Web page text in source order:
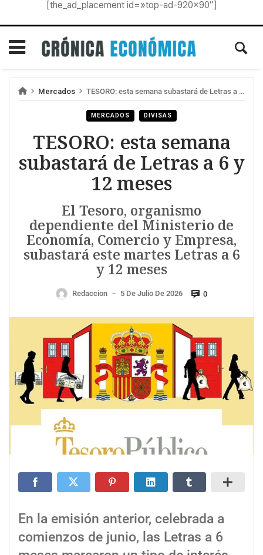
[the_ad_placement id=»top-ad-920×90″]
Mercados TESORO: esta semana subastará de Letras a 6 y 12 meses
MERCADOS DIVISAS
TESORO: esta semana
subastará de Letras a 6 y
12 meses
El Tesoro, organismo
dependiente del Ministerio de
Economía, Comercio y Empresa,
subastará este martes Letras a 6
y 12 meses
Redaccion — 5 De Julio De 2026 0
En la emisión anterior, celebrada a
comienzos de junio, las Letras a 6